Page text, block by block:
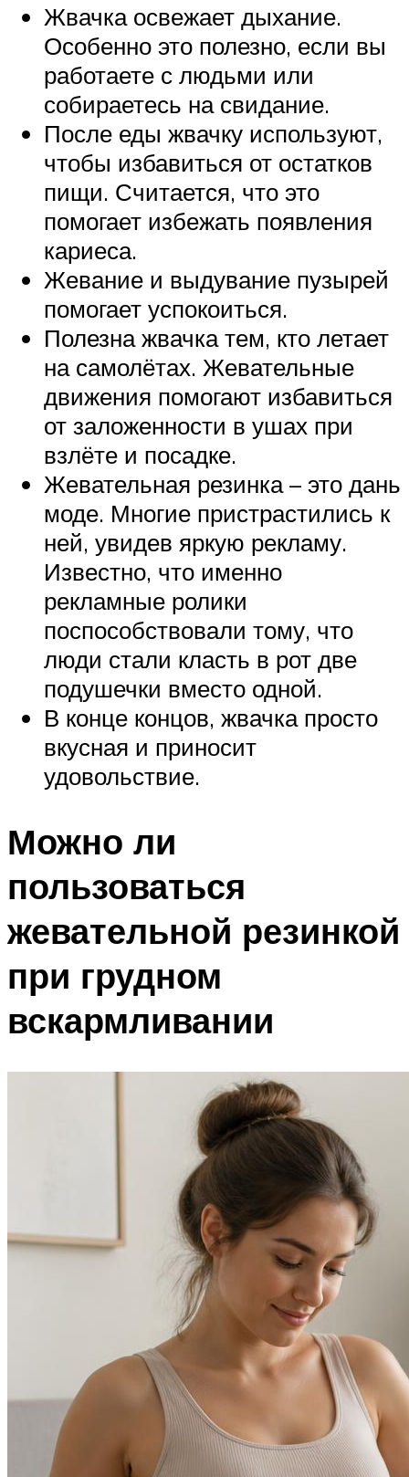
Жвачка освежает дыхание.
Особенно это полезно, если вы
работаете с людьми или
собираетесь на свидание.
После еды жвачку используют,
чтобы избавиться от остатков
пищи. Считается, что это
помогает избежать появления
кариеса.
Жевание и выдувание пузырей
помогает успокоиться.
Полезна жвачка тем, кто летает
на самолётах. Жевательные
движения помогают избавиться
от заложенности в ушах при
взлёте и посадке.
Жевательная резинка – это дань
моде. Многие пристрастились к
ней, увидев яркую рекламу.
Известно, что именно
рекламные ролики
поспособствовали тому, что
люди стали класть в рот две
подушечки вместо одной.
В конце концов, жвачка просто
вкусная и приносит
удовольствие.
Можно ли
пользоваться
жевательной резинкой
при грудном
вскармливании